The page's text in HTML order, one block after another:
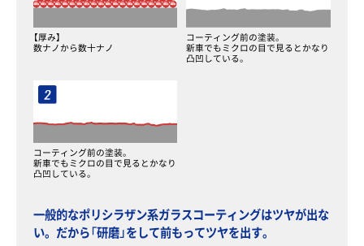
【厚み】
数ナノから数十ナノ
コーティング前の塗装。
新車でもミクロの目で見るとかなり
凸凹している。
コーティング前の塗装。
新車でもミクロの目で見るとかなり
凸凹している。
一般的なポリシラザン系ガラスコーティングはツヤが出な
い。だから「研磨」をして前もってツヤを出す。